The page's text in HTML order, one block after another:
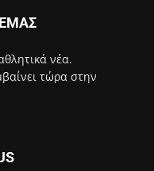
νέα.
τώρα στην